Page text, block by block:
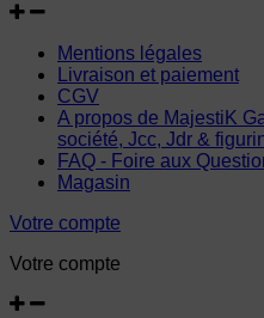
Mentions légales
Livraison et paiement
CGV
A propos de MajestiK
société, Jcc, Jdr &
FAQ - Foire aux
Magasin
Votre compte
Votre compte